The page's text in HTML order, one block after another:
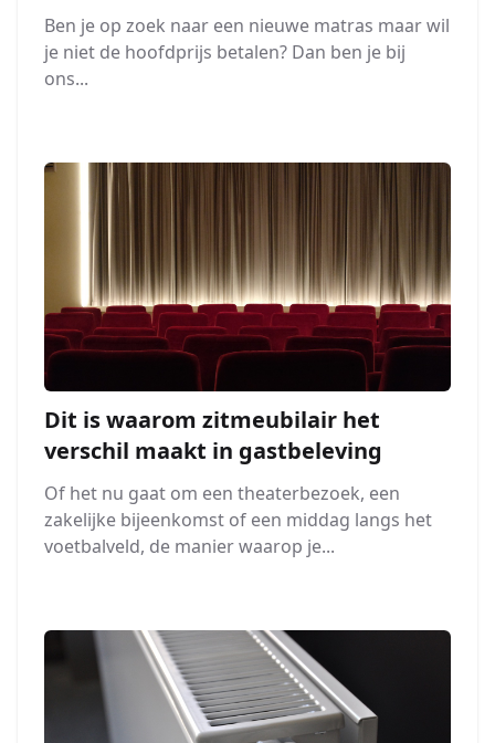
Ben je op zoek naar een nieuwe matras maar wil
je niet de hoofdprijs betalen? Dan ben je bij
ons...
Dit is waarom zitmeubilair het
verschil maakt in gastbeleving
Of het nu gaat om een theaterbezoek, een
zakelijke bijeenkomst of een middag langs het
voetbalveld, de manier waarop je...